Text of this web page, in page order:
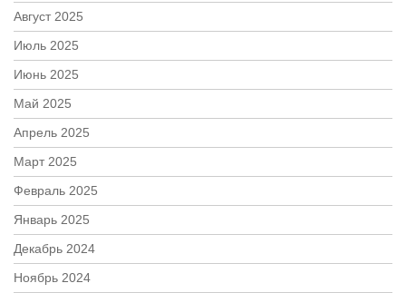
Август 2025
Июль 2025
Июнь 2025
Май 2025
Апрель 2025
Март 2025
Февраль 2025
Январь 2025
Декабрь 2024
Ноябрь 2024